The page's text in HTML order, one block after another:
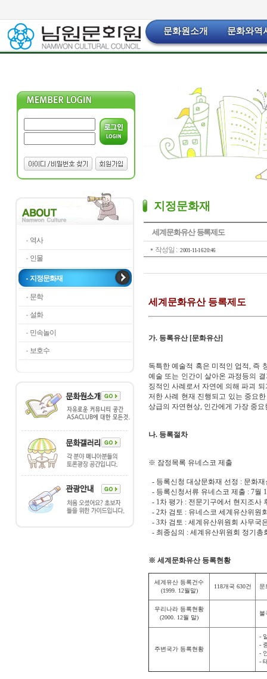
문화원소개 문화와역
역사
인물
지정문화재
문학
설화
민속놀이
보호수
지정문화재
세계문화유산 등록제도
작성일 : 2001-11-16 20:46
세계문화유산 등록제도
가. 등록유산 [문화유산]
독특한 예술적 혹은 미적인 업적, 즉
예술 또는 인간이 살아온 과정등의
징적인 사례로서 자연에 의해 파괴
저한 사례 현재 진행되고 있는 중요
상급의 자연현상, 인간에게 가장 중
나. 등록절차
※ 잠정목록 유네스코 제출
- 등록신청 대상문화재 선정 : 문화
- 등록신청서류 유네스코 제출 : 7월
- 1차 평가 : 전문기구에서 현지조사
- 2차 검토 : 유네스코 세계유산위원
- 3차 검토 : 세계유산위원회 사무국
- 최종심의 : 세계유산위원회 정기총
※ 세계문화유산 등록현황
세계유산 등록건수
(1999. 12월말)
118개국 630건 문
우리나라 등록현황
(2000. 12월 말)
불
주변국가 등록현황
-
-
-
-